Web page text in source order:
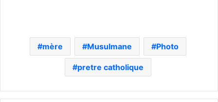
mère Musulmane Photo
pretre catholique